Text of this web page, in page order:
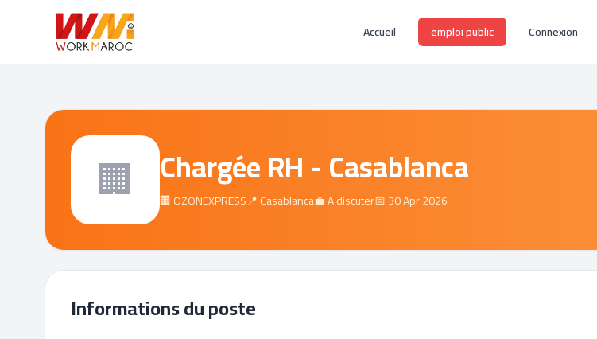
Accueil emploi public Connexion
🏢 Chargée RH - Casablanca
🏢 OZONEXPRESS📍 Casablanca💼 A discuter📅 30 Apr 2026
Informations du poste